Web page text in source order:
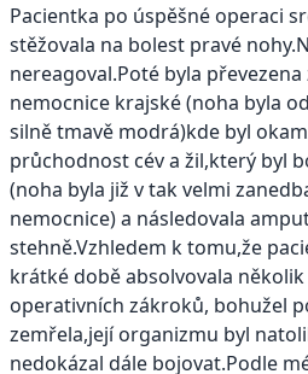
Pacientka po úspěšné operaci
stěžovala na bolest pravé
nereagoval.Poté byla
nemocnice krajské (noha byla
silně tmavě modrá)kde byl
průchodnost cév a žil,který byl
(noha byla již v tak velmi
nemocnice) a následovala
stehně.Vzhledem k tomu,že
krátké době absolvovala
operativních zákroků, bohužel
zemřela,její organizmu byl
nedokázal dále bojovat.Podle